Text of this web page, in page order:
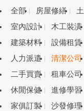
全部 房屋修繕
室內設計
木工裝潢
建築材料
設備租賃
人力派遣
清潔公司
二手買賣
租車公司
休閒保健
進修學習
家俱訂製
沙發修理